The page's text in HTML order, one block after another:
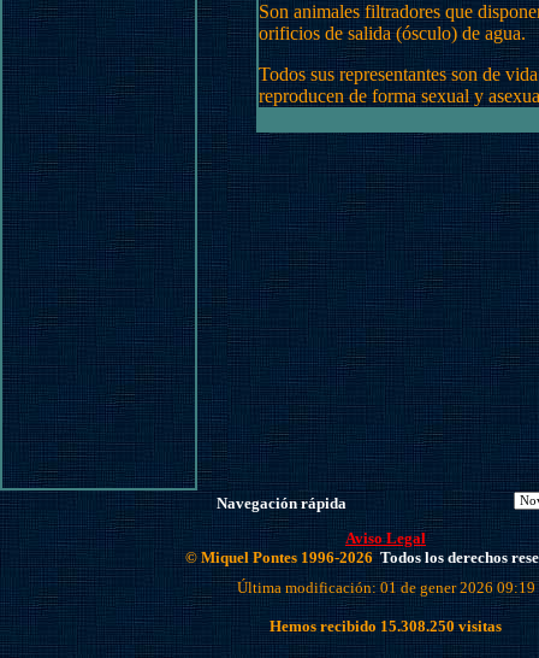
Son animales filtradores que
orificios de salida (ósculo) de agua.
Todos sus representantes son de
reproducen de forma sexual y
Navegación rápida
Aviso Legal
© Miquel Pontes 1996-2026 Todos los derechos
Última modificación: 01 de gener 2026 09:19
Hemos recibido 15.308.250 visitas